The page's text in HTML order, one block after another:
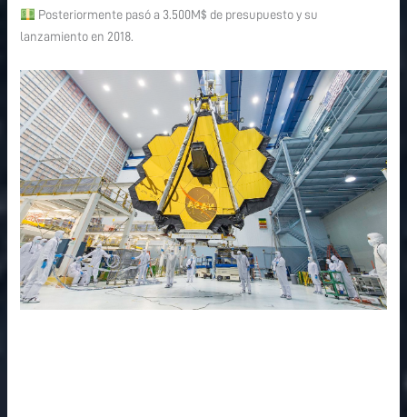
Posteriormente pasó a 3.500M$ de presupuesto y su
lanzamiento en 2018.